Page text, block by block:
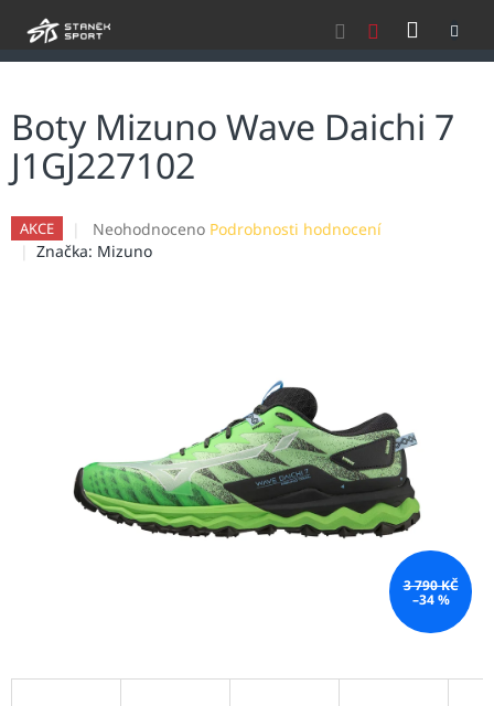
Boty Mizuno Wave Daichi 7
J1GJ227102
AKCE
Průměrné
hodnocení
Neohodnoceno Podrobnosti hodnocení
Značka: Mizuno
3 790 KČ
–34 %